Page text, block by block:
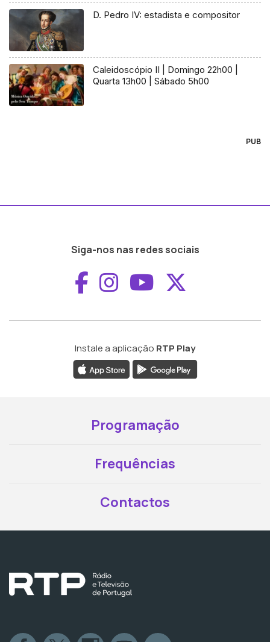
D. Pedro IV: estadista e compositor
Caleidoscópio II | Domingo 22h00 |
Quarta 13h00 | Sábado 5h00
PUB
Siga-nos nas redes sociais
Aceder ao
Aceder ao
Aceder ao
Instale a aplicação RTP Play
Programação
Frequências
Contactos